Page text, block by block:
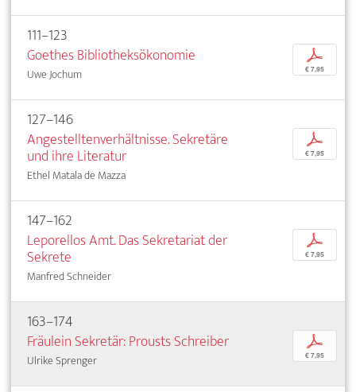
111–123
Goethes Bibliotheksökonomie
Uwe Jochum
p
€ 7,95
127–146
Angestelltenverhältnisse. Sekretäre
und ihre Literatur
Ethel Matala de Mazza
p
€ 7,95
147–162
Leporellos Amt. Das Sekretariat der
Sekrete
Manfred Schneider
p
€ 7,95
163–174
Fräulein Sekretär: Prousts Schreiber
Ulrike Sprenger
p
€ 7,95